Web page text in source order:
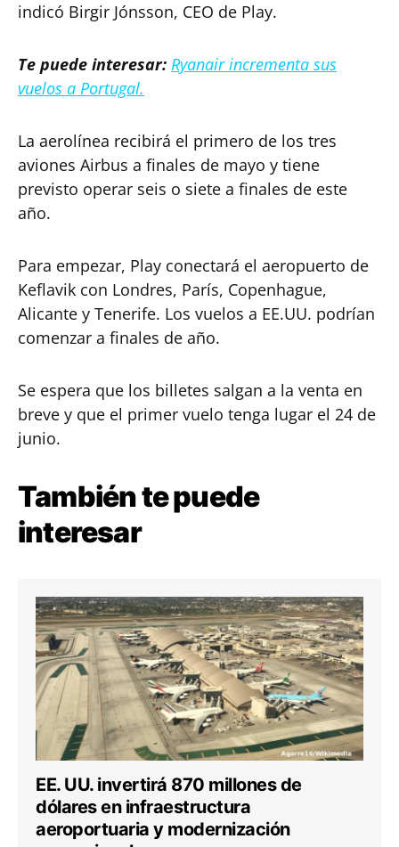
indicó Birgir Jónsson, CEO de Play.
Te puede interesar: Ryanair incrementa sus
vuelos a Portugal.
La aerolínea recibirá el primero de los tres
aviones Airbus a finales de mayo y tiene
previsto operar seis o siete a finales de este
año.
Para empezar, Play conectará el aeropuerto de
Keflavik con Londres, París, Copenhague,
Alicante y Tenerife. Los vuelos a EE.UU. podrían
comenzar a finales de año.
Se espera que los billetes salgan a la venta en
breve y que el primer vuelo tenga lugar el 24 de
junio.
También te puede
interesar
EE. UU. invertirá 870 millones de
dólares en infraestructura
aeroportuaria y modernización